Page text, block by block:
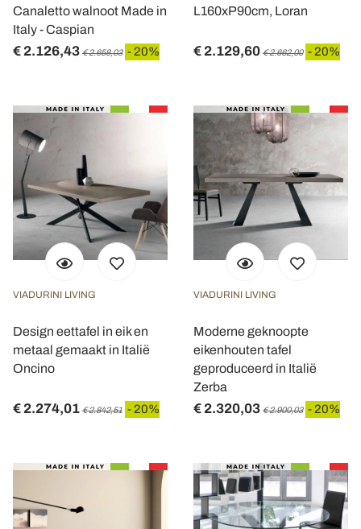
Canaletto walnoot Made in
Italy - Caspian
€ 2.126,43 € 2.658,03 - 20%
L160xP90cm, Loran
€ 2.129,60 € 2.662,00 - 20%
VIADURINI LIVING
Design eettafel in eik en
metaal gemaakt in Italië
Oncino
€ 2.274,01 € 2.842,51 - 20%
VIADURINI LIVING
Moderne geknoopte
eikenhouten tafel
geproduceerd in Italië
Zerba
€ 2.320,03 € 2.900,03 - 20%